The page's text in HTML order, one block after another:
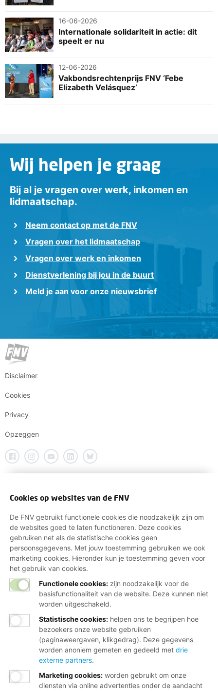
16-06-2026
Internationale solidariteit in actie: dit
speelt er nu
12-06-2026
Vakbondsrechtenprijs FNV ‘Febe
Elizabeth Velásquez’
Wij helpen je graag
Bij al je vragen over werk, inkomen en
lidmaatschap.
Neem contact op met de FNV
Vragen over het lidmaatschap
Vragen over werk en inkomen
Dienstverlening bij jou in de buurt
Meld je aan voor onze nieuwsbrief
Disclaimer
Cookies
Privacy
Opzeggen
Cookies op websites van de FNV
De FNV gebruikt functionele cookies die noodzakelijk zijn om
de websites goed te laten functioneren. Deze cookies
gebruiken net als de statistische cookies geen
persoonsgegevens. Met jouw toestemming gebruiken we ook
marketing cookies. Hieronder kun je toestemming geven voor
het gebruik van cookies.
Functionele cookies: zijn noodzakelijk voor de
basisfunctionaliteit van de website. Deze kunnen niet
worden uitgeschakeld.
Statistische cookies: helpen ons te begrijpen hoe
bezoekers onze website gebruiken
(paginaweergaven, klikgedrag). Deze gegevens
worden anoniem gemeten en gedeeld met drie
externe partners.
Marketing cookies: worden gebruikt om onze
diensten via online advertenties onder de aandacht